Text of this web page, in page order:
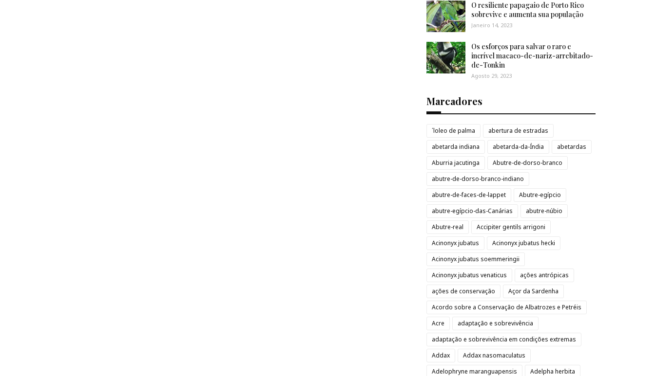
O resiliente papagaio de Porto Rico
sobrevive e aumenta sua população
Janeiro 14, 2023
Os esforços para salvar o raro e
incrível macaco-de-nariz-arrebitado-
de-Tonkin
Agosto 29, 2023
Marcadores
´loleo de palma
abertura de estradas
abetarda indiana
abetarda-da-Índia
abetardas
Aburria jacutinga
Abutre-de-dorso-branco
abutre-de-dorso-branco-indiano
abutre-de-faces-de-lappet
Abutre-egípcio
abutre-egípcio-das-Canárias
abutre-núbio
Abutre-real
Accipiter gentils arrigoni
Acinonyx jubatus
Acinonyx jubatus hecki
Acinonyx jubatus soemmeringii
Acinonyx jubatus venaticus
ações antrópicas
ações de conservação
Açor da Sardenha
Acordo sobre a Conservação de Albatrozes e Petréis
Acre
adaptação e sobrevivência
adaptação e sobrevivência em condições extremas
Addax
Addax nasomaculatus
Adelophryne maranguapensis
Adelpha herbita